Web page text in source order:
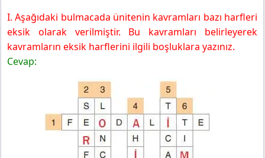
I. Aşağıdaki bulmacada ünitenin kavramları bazı harfleri
eksik olarak verilmiştir. Bu kavramları belirleyerek
kavramların eksik harflerini ilgili boşluklara yazınız.
Cevap: